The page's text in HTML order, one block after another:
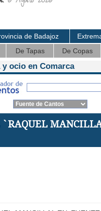
de Badajoz
De Tapas De Copas
ocio en Comarca
`RAQUEL